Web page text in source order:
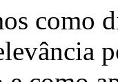
como